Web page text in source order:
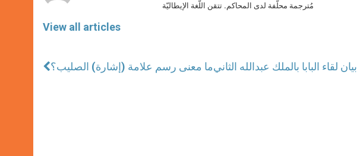
View all articles
مُترجمة محلَّفة لدى المحاكم. تتقن اللّغة الإيطاليّة
ما معنى رسم علامة (إشارة) الصليب؟بيان لقاء البابا بالملك عبدالله الثاني